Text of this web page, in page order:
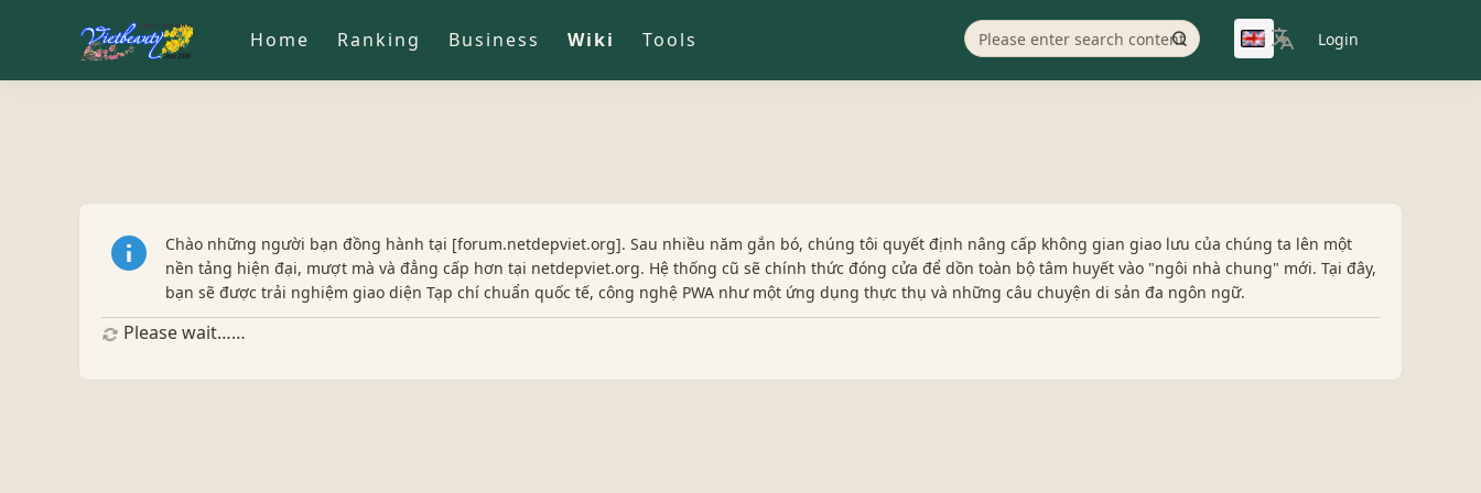
Home Ranking Business Wiki Tools ▼ Login
Chào những người bạn đồng hành tại [forum.netdepviet.org]. Sau nhiều năm gắn bó, chúng tôi quyết định nâng cấp không gian giao lưu của chúng ta lên một
nền tảng hiện đại, mượt mà và đẳng cấp hơn tại netdepviet.org. Hệ thống cũ sẽ chính thức đóng cửa để dồn toàn bộ tâm huyết vào "ngôi nhà chung" mới. Tại đây,
bạn sẽ được trải nghiệm giao diện Tạp chí chuẩn quốc tế, công nghệ PWA như một ứng dụng thực thụ và những câu chuyện di sản đa ngôn ngữ.
Please wait……